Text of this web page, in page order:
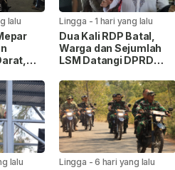
lalu Lingga -1 hari yang lalu
Dua Kali RDP Batal,
Warga dan Sejumlah
LSM Datangi DPRD
Persoalan PT CSA
lalu Lingga -6 hari yang lalu